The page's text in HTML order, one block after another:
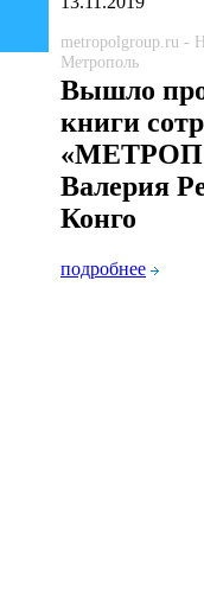
metropolgroup.ru -
Метрополь
Вышло
книги
Валерия
Конго
подробнее